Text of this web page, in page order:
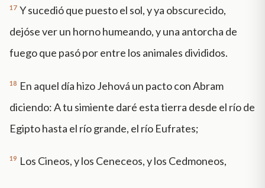
17 Y sucedió que puesto el sol, y ya obscurecido,
dejóse ver un horno humeando, y una antorcha de
fuego que pasó por entre los animales divididos.
18 En aquel día hizo Jehová un pacto con Abram
diciendo: A tu simiente daré esta tierra desde el río de
Egipto hasta el río grande, el río Eufrates;
19 Los Cineos, y los Ceneceos, y los Cedmoneos,